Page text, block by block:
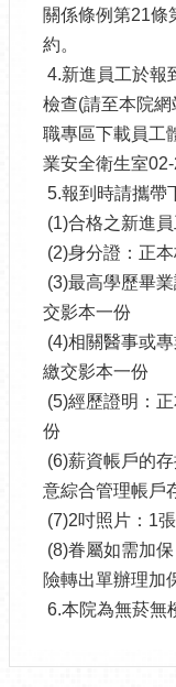
關係條例第21條
約。
4.新進員工於報
檢查(請至本院
職專區下載員工
業安全衛生室02-
5.報到時請攜帶
(1)合格之新進
(2)身分證：正
(3)最高學歷畢
交影本一份
(4)相關醫事或
繳交影本一份
(5)經歷證明：
份
(6)薪資帳戶的
意綜合管理帳戶
(7)2吋照片：1張
(8)眷屬如需加
險轉出單辦理加
6.本院為無菸無